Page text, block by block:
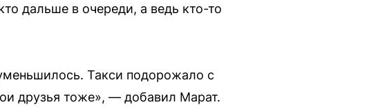
дальше в очереди, а ведь кто-то
Такси подорожало с
друзья тоже», — добавил Марат.